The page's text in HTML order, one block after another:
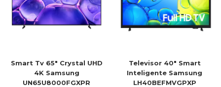
Smart Tv 65" Crystal UHD
4K Samsung
UN65U8000FGXPR
Televisor 40" Smart
Inteligente Samsung
LH40BEFMVGPXP